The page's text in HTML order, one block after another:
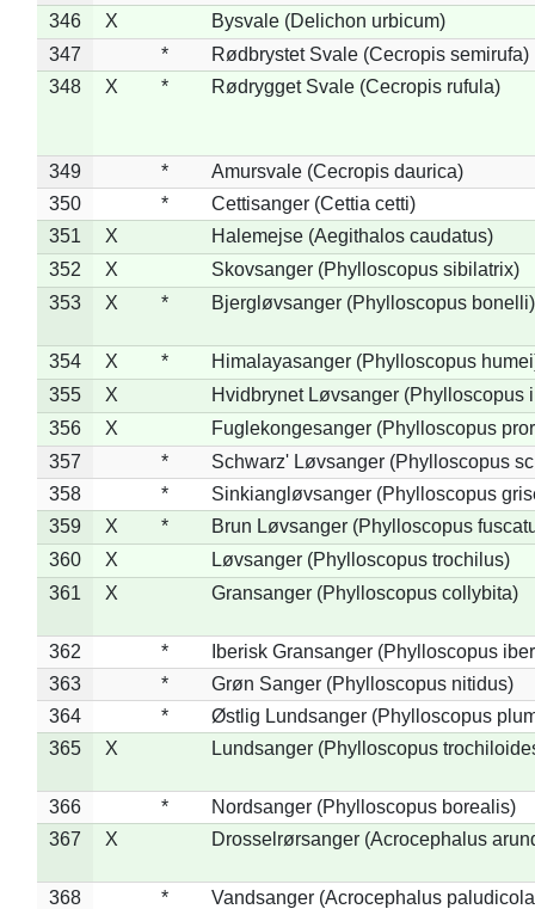
346
X
Bysvale (Delichon urbicum)
347
*
Rødbrystet Svale (Cecropis semirufa)
348
X * Rødrygget Svale (Cecropis rufula)
349 *
Amursvale (Cecropis daurica)
350
*
Cettisanger (Cettia cetti)
351
X
Halemejse (Aegithalos caudatus)
352
X
Skovsanger (Phylloscopus sibilatrix)
353
X * Bjergløvsanger (Phylloscopus bonelli)
354 X *
Himalayasanger (Phylloscopus
355
X
Hvidbrynet Løvsanger (Phylloscopus
356
X
Fuglekongesanger (Phylloscopus
357
*
Schwarz' Løvsanger (Phylloscopus
358
*
Sinkiangløvsanger (Phylloscopus
359
X *
Brun Løvsanger (Phylloscopus
360
X
Løvsanger (Phylloscopus trochilus)
361
X Gransanger (Phylloscopus collybita)
362 *
Iberisk Gransanger (Phylloscopus
363
*
Grøn Sanger (Phylloscopus nitidus)
364
*
Østlig Lundsanger (Phylloscopus
365
X Lundsanger (Phylloscopus
366 *
Nordsanger (Phylloscopus borealis)
367
X Drosselrørsanger (Acrocephalus
368 *
Vandsanger (Acrocephalus